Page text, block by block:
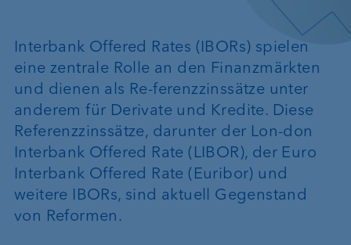
Interbank Offered Rates (IBORs) spielen
eine zentrale Rolle an den Finanzmärkten
und dienen als Re-ferenzzinssätze unter
anderem für Derivate und Kredite. Diese
Referenzzinssätze, darunter der Lon-don
Interbank Offered Rate (LIBOR), der Euro
Interbank Offered Rate (Euribor) und
weitere IBORs, sind aktuell Gegenstand
von Reformen.